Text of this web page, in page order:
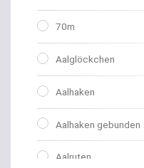
70m
Aalglöckchen
Aalhaken
Aalhaken gebunden
Aalruten